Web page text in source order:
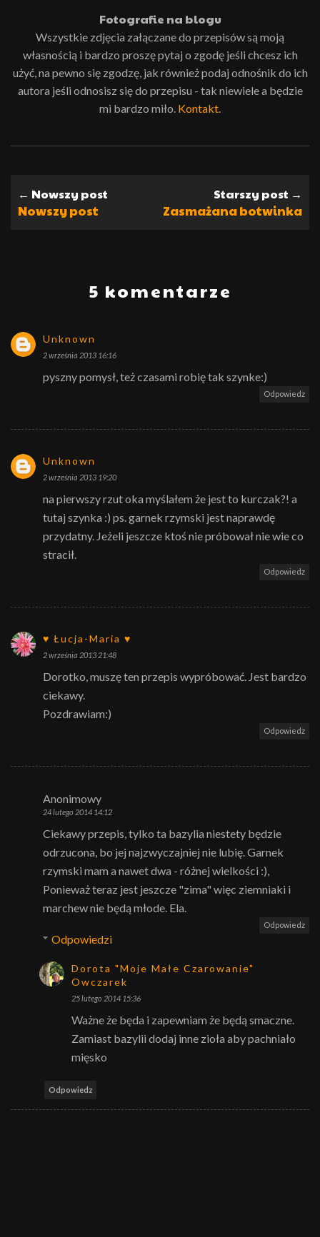
Fotografie na blogu
Wszystkie zdjęcia załączane do przepisów są moją
własnością i bardzo proszę pytaj o zgodę jeśli chcesz ich
użyć, na pewno się zgodzę, jak również podaj odnośnik do ich
autora jeśli odnosisz się do przepisu - tak niewiele a będzie
mi bardzo miło. Kontakt
← Nowszy post
Nowszy post
Starszy post →
Zasmażana botwinka
5 komentarze
Unknown
2 września 2013 16:16
pyszny pomysł, też czasami robię tak szynke:)
Odpowiedz
Unknown
2 września 2013 19:20
na pierwszy rzut oka myślałem że jest to kurczak?! a
tutaj szynka :) ps. garnek rzymski jest naprawdę
przydatny. Jeżeli jeszcze ktoś nie próbował nie wie co
stracił.
Odpowiedz
♥ Łucja-Maria ♥
2 września 2013 21:48
Dorotko, muszę ten przepis wypróbować. Jest bardzo
ciekawy.
Pozdrawiam:)
Odpowiedz
Anonimowy
24 lutego 2014 14:12
Ciekawy przepis, tylko ta bazylia niestety będzie
odrzucona, bo jej najzwyczajniej nie lubię. Garnek
rzymski mam a nawet dwa - różnej wielkości :),
Ponieważ teraz jest jeszcze "zima" więc ziemniaki i
marchew nie będą młode. Ela.
Odpowiedz
Odpowiedzi
Dorota "Moje Małe Czarowanie"
Owczarek
25 lutego 2014 15:36
Ważne że będa i zapewniam że będą smaczne.
Zamiast bazylii dodaj inne zioła aby pachniało
mięsko
Odpowiedz